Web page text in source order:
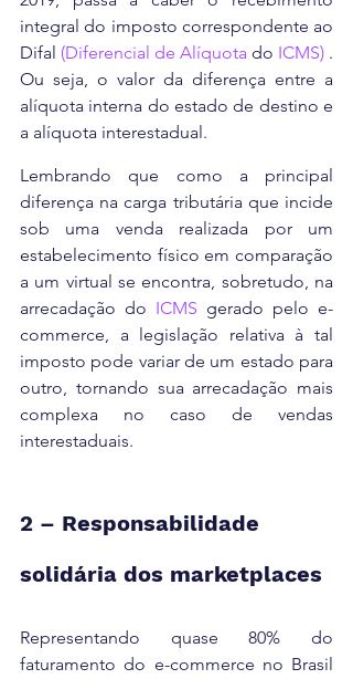
integral do imposto correspondente ao
Difal (Diferencial de Alíquota do ICMS) .
Ou seja, o valor da diferença entre a
alíquota interna do estado de destino e
a alíquota interestadual.
Lembrando que como a principal
diferença na carga tributária que incide
sob uma venda realizada por um
estabelecimento físico em comparação
a um virtual se encontra, sobretudo, na
arrecadação do ICMS gerado pelo e-
commerce, a legislação relativa à tal
imposto pode variar de um estado para
outro, tornando sua arrecadação mais
complexa no caso de vendas
interestaduais.
2 – Responsabilidade
solidária dos marketplaces
Representando quase 80% do
faturamento do e-commerce no Brasil